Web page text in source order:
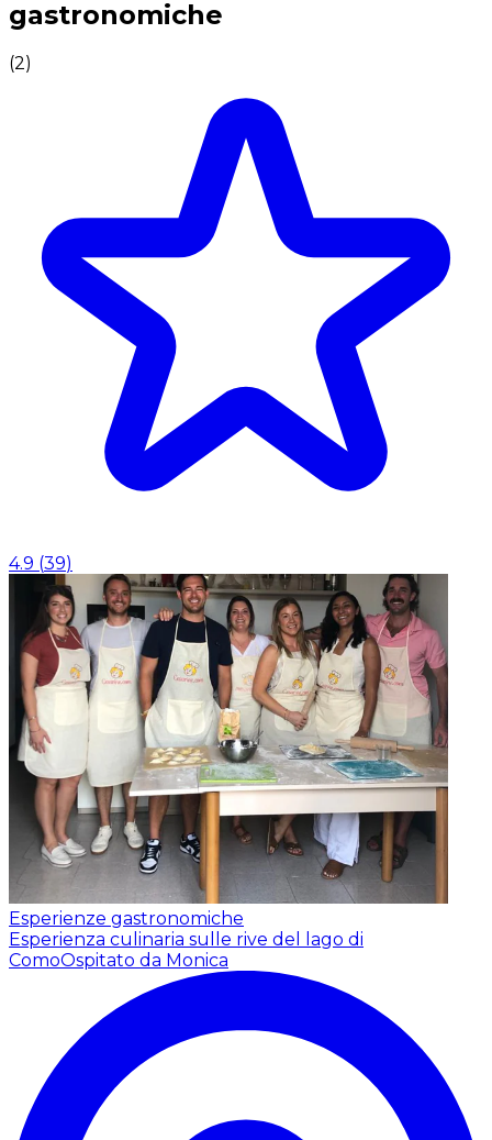
gastronomiche
(2)
4.9 (39)
Esperienze gastronomiche
Esperienza culinaria sulle rive del lago di
ComoOspitato da Monica